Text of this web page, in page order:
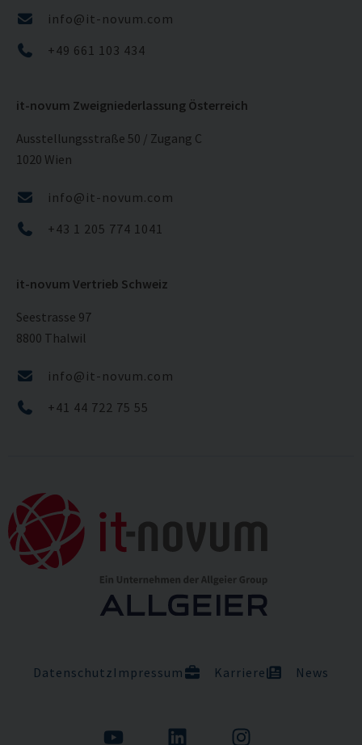
info@it-novum.com
+49 661 103 434
it-novum Zweigniederlassung Österreich
Ausstellungsstraße 50 / Zugang C
1020 Wien
info@it-novum.com
+43 1 205 774 1041
it-novum Vertrieb Schweiz
Seestrasse 97
8800 Thalwil
info@it-novum.com
+41 44 722 75 55
Datenschutz Impressum Karriere News